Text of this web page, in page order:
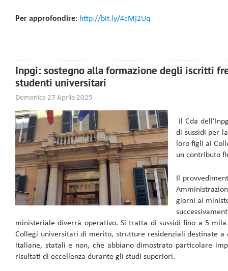
Per approfondire: http://bit.ly/4cMj2Uq
Inpgi: sostegno alla formazione degli iscritti
studenti universitari
Domenica 27 Aprile 2025
Il Cda
di sussidi per
loro figli ai
un contributo
Il
giorni ai
ministeriale diverrà operativo. Si tratta di sussidi fino a 5
Collegi universitari di merito, strutture residenziali destinate a
italiane, statali e non, che abbiano dimostrato particolare
risultati di eccellenza durante gli studi superiori.